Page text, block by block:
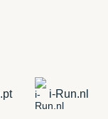
i-Run.nl